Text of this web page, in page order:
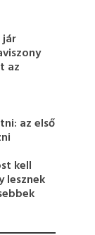
az
az első
kell
lesznek